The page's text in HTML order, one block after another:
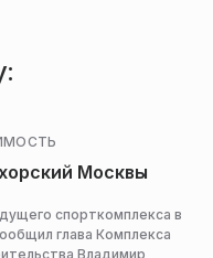
Москвы
спорткомплекса в
глава Комплекса
Владимир